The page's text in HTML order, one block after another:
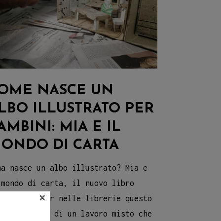
NASCE UN
ILLUSTRATO PER
MIA E IL
DI CARTA
nasce un albo illustrato? Mia e
di carta, il nuovo libro
nelle librerie questo
è frutto di un lavoro misto che
×